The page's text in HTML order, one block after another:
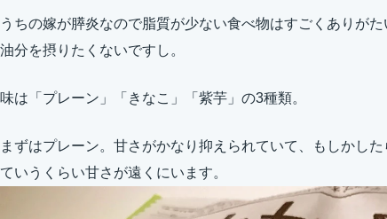
うちの嫁が膵炎なので脂質が少ない食べ物はすごくありが
油分を摂りたくないですし。
味は「プレーン」「きなこ」「紫芋」の3種類。
まずはプレーン。甘さがかなり抑えられていて、もしかし
ていうくらい甘さが遠くにいます。